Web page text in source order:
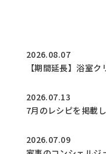
2026.08.07
【期間延長】浴室
2026.07.13
7月のレシピを掲載
2026.07.09